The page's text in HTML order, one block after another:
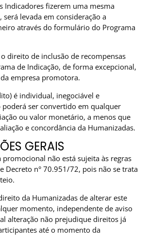
Indicadores fizerem uma mesma
será levada em consideração a
através do formulário do Programa
direito de inclusão de recompensas
de Indicação, de forma excepcional,
empresa promotora.
é individual, inegociável e
ser convertido em qualquer
ou valor monetário, a menos que
e concordância da Humanizadas.
GERAIS
promocional não está sujeita às regras
Decreto n° 70.951/72, pois não se trata
da Humanizadas de alterar este
momento, independente de aviso
alteração não prejudique direitos já
até o momento da